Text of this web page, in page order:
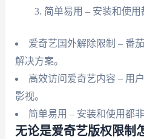
简单易用 – 安装和使用
爱奇艺国外解除限制 – 番
解决方案。
高效访问爱奇艺内容 – 用
影视。
简单易用 – 安装和使用都非
无论是爱奇艺版权限制